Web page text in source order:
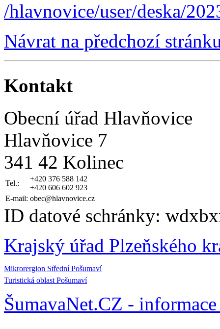
/hlavnovice/user/deska/
Návrat na předchozí
Kontakt
Obecní úřad Hlavňovice
Hlavňovice 7
341 42 Kolinec
Tel.:
+420 376 588 142
+420 606 602 923
E-mail: obec@hlavnovice.cz
ID datové schránky:
Krajský úřad Plzeňského
Mikrorergion Střední Pošumaví
Turistická oblast Pošumaví
ŠumavaNet.CZ -